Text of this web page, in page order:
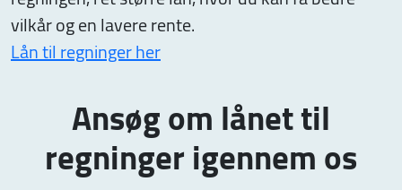
vilkår og en lavere rente.
Lån til regninger her
Ansøg om lånet til
regninger igennem os